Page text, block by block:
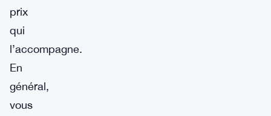
prix
qui
l’accompagne.
En
général,
vous